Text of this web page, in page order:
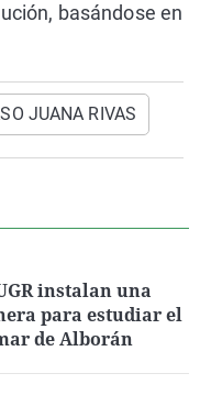
basándose en
JUANA RIVAS
instalan una
para estudiar el
de Alborán